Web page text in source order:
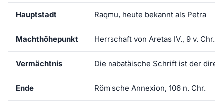
Hauptstadt Raqmu, heute bekannt als Petra
Machthöhepunkt Herrschaft von Aretas IV., 9 v. Chr.
Vermächtnis Die nabatäische Schrift ist der
Ende Römische Annexion, 106 n. Chr.